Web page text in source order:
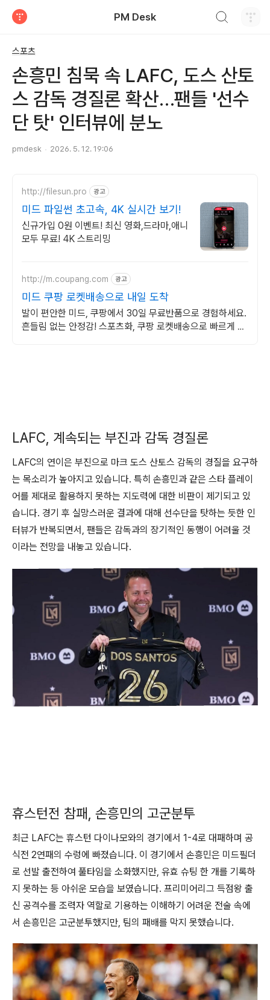
PM Desk
스포츠
손흥민 침묵 속 LAFC, 도스 산토
스 감독 경질론 확산…팬들 '선수
단 탓' 인터뷰에 분노
pmdesk 2026. 5. 12. 19:06
http://filesun.pro 광고
미드 파일썬 초고속, 4K 실시간 보기!
신규가입 0원 이벤트! 최신 영화,드라마,애니
모두 무료! 4K 스트리밍
http://m.coupang.com 광고
미드 쿠팡 로켓배송으로 내일 도착
발이 편안한 미드, 쿠팡에서 30일 무료반품으로 경험하세요.
흔들림 없는 안정감! 스포츠화, 쿠팡 로켓배송으로 빠르게 받
LAFC, 계속되는 부진과 감독 경질론
LAFC의 연이은 부진으로 마크 도스 산토스 감독의 경질을 요구하
는 목소리가 높아지고 있습니다. 특히 손흥민과 같은 스타 플레이
어를 제대로 활용하지 못하는 지도력에 대한 비판이 제기되고 있
습니다. 경기 후 실망스러운 결과에 대해 선수단을 탓하는 듯한 인
터뷰가 반복되면서, 팬들은 감독과의 장기적인 동행이 어려울 것
이라는 전망을 내놓고 있습니다.
휴스턴전 참패, 손흥민의 고군분투
최근 LAFC는 휴스턴 다이나모와의 경기에서 1-4로 대패하며 공
식전 2연패의 수렁에 빠졌습니다. 이 경기에서 손흥민은 미드필더
로 선발 출전하여 풀타임을 소화했지만, 유효 슈팅 한 개를 기록하
지 못하는 등 아쉬운 모습을 보였습니다. 프리미어리그 득점왕 출
신 공격수를 조력자 역할로 기용하는 이해하기 어려운 전술 속에
서 손흥민은 고군분투했지만, 팀의 패배를 막지 못했습니다.